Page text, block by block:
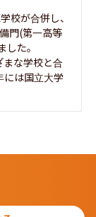
校が合併し、
門(第一高等
た。
な学校と合
は国立大学